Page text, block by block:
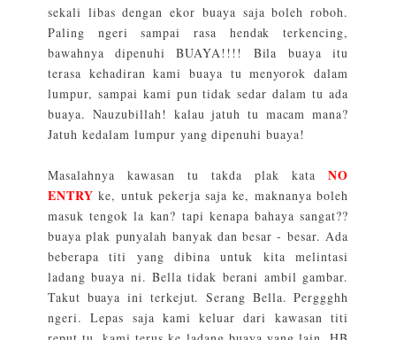
sekali libas dengan ekor buaya saja boleh roboh.
Paling ngeri sampai rasa hendak terkencing,
bawahnya dipenuhi BUAYA!!!! Bila buaya itu
terasa kehadiran kami buaya tu menyorok dalam
lumpur, sampai kami pun tidak sedar dalam tu ada
buaya. Nauzubillah! kalau jatuh tu macam mana?
Jatuh kedalam lumpur yang dipenuhi buaya!
Masalahnya kawasan tu takda plak kataNO
ENTRY ke, untuk pekerja saja ke, maknanya boleh
masuk tengok la kan? tapi kenapa bahaya sangat??
buaya plak punyalah banyak dan besar - besar. Ada
beberapa titi yang dibina untuk kita melintasi
ladang buaya ni. Bella tidak berani ambil gambar.
Takut buaya ini terkejut. Serang Bella. Perggghh
ngeri. Lepas saja kami keluar dari kawasan titi